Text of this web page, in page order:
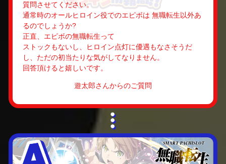
質問させてください。
通常時のオールヒロイン役でのエピボは 無職転生以外あ
るのでしょうか?
正直、エピボの無職転生って
ストックもないし、ヒロイン点灯に優遇もなさそうだ
し、ただの初当たりな気がしてなりません。
回答頂けると嬉しいです。
遊太郎さんからのご質問